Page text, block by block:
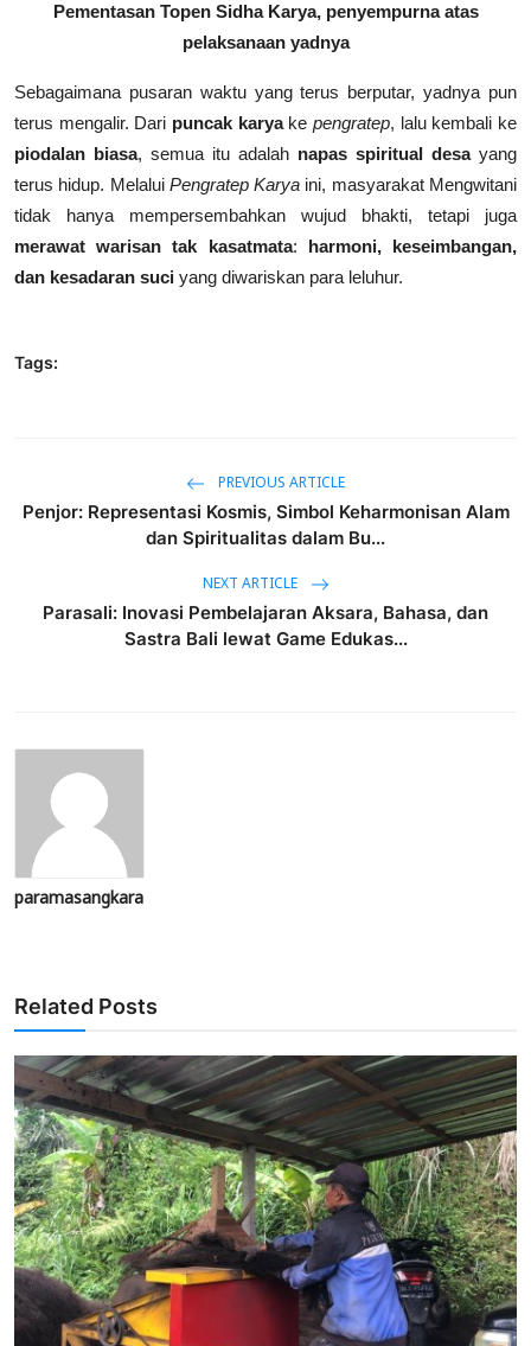
Pementasan Topen Sidha Karya, penyempurna atas
pelaksanaan yadnya
Sebagaimana pusaran waktu yang terus berputar, yadnya pun
terus mengalir. Dari puncak karyakepengratep, lalu kembali ke
piodalan biasa, semua itu adalah napas spiritual desayang
terus hidup. Melalui Pengratep Karya ini, masyarakat Mengwitani
tidak hanya mempersembahkan wujud bhakti, tetapi juga
merawat warisan tak kasatmata: harmoni, keseimbangan,
dan kesadaran suci yang diwariskan para leluhur.
Tags:
PREVIOUS ARTICLE
Penjor: Representasi Kosmis, Simbol Keharmonisan Alam
dan Spiritualitas dalam Bu...
NEXT ARTICLE
Parasali: Inovasi Pembelajaran Aksara, Bahasa, dan
Sastra Bali lewat Game Edukas...
paramasangkara
Related Posts